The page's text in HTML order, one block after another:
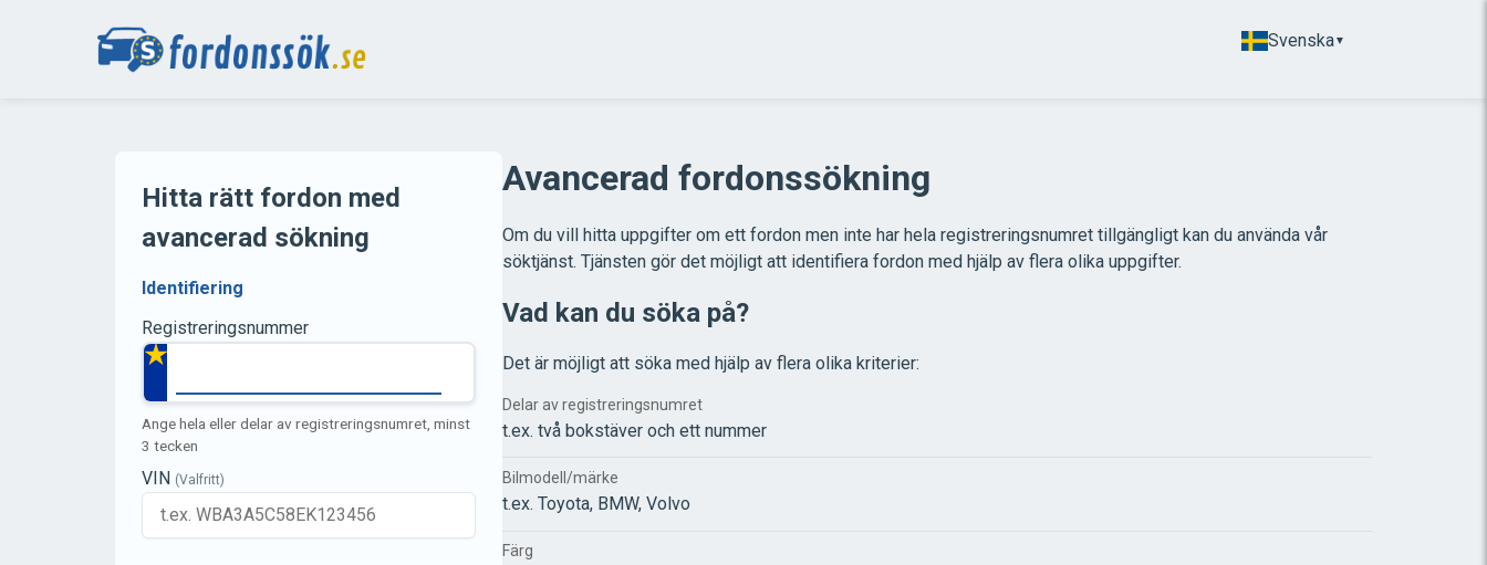
Svenska▼
Hitta rätt fordon med
avancerad sökning
Identifiering
Registreringsnummer
Ange hela eller delar av registreringsnumret, minst
3 tecken
VIN (Valfritt)
Avancerad fordonssökning
Om du vill hitta uppgifter om ett fordon men inte har hela registreringsnumret tillgängligt kan du använda vår
söktjänst. Tjänsten gör det möjligt att identifiera fordon med hjälp av flera olika uppgifter.
Vad kan du söka på?
Det är möjligt att söka med hjälp av flera olika kriterier:
Delar av registreringsnumret
t.ex. två bokstäver och ett nummer
Bilmodell/märke
t.ex. Toyota, BMW, Volvo
Färg